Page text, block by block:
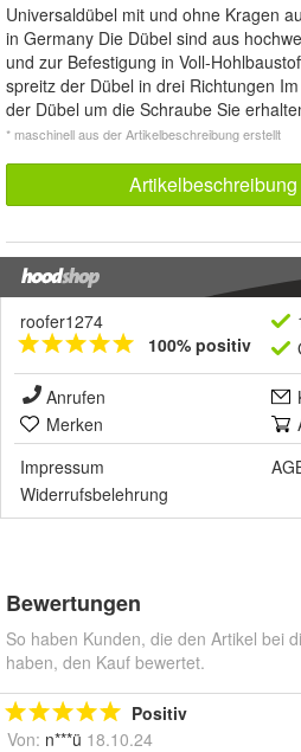
Universaldübel mit und ohne Kragen
in Germany Die Dübel sind aus
und zur Befestigung in Voll-
spreitz der Dübel in drei Richtungen
der Dübel um die Schraube Sie
* maschinell aus der Artikelbeschreibung erstellt
roofer1274
100% positiv
Anrufen
Merken
Impressum
Widerrufsbelehrung
Bewertungen
So haben Kunden, die den Artikel bei
haben, den Kauf bewertet.
Positiv
Von: n***ü 18.10.24